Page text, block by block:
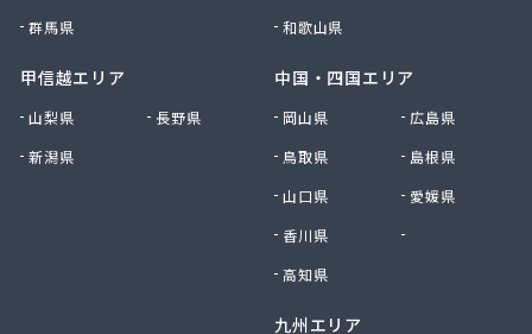
群馬県
甲信越エリア
山梨県
長野県
新潟県
和歌山県
中国・四国エリア
岡山県
広島県
鳥取県
島根県
山口県
愛媛県
香川県
高知県
九州エリア